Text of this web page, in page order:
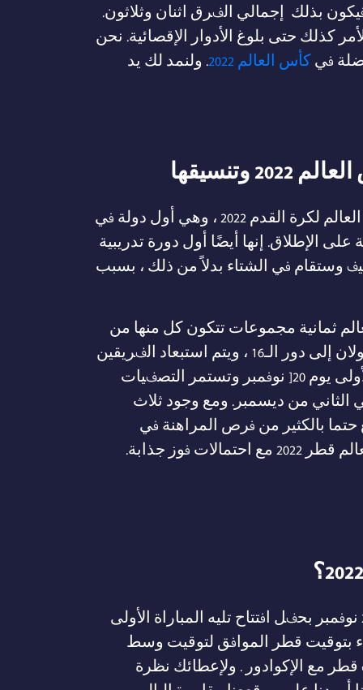
منها أربعة فرق فيكون بذلك إجمالي الفرق اثنان وثلاثون.
كذلك حتى بلوغ الأدوار الإقصائية. نحن
فيكأس العالم 2022 . ولنمد لك يد
وتنسيقها
ستستضيف قطر بطولة كأس العالم لكرة القدم 2022 ، وهي أول دولة في
الإطلاق. إنها أيضًا أول دورة تدريبية
وستقام في الشتاء بدلاً من ذلك ، بسبب
ثمانية مجموعات تتكون كل منها من
أربع فرق. يتقدم الفريقان الأولان إلى دور الـ16 ، ويتم استبعاد الفريقين
الخاسرين. تنطلق المباراة الأولى يوم 20[ نوفمبر وتستمر التصفيات
الثاني من ديسمبر. ومع وجود ثلاث
بالكثير من فرص المراهنة في
فوز جذابة.
تنطلق أحداث الموسم في 20 نوفمبر بحفل افتتاح تليه المباراة الأولى
بتوقيت قطر الموافق لتوقيت وسط
مع الإكوادور . ولإعطائك نظرة